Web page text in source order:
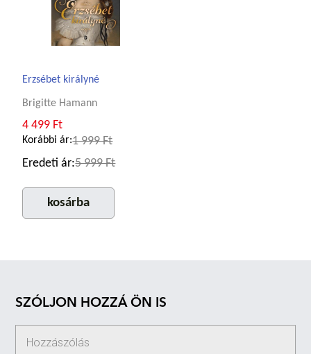
Erzsébet királyné
Brigitte Hamann
4 499 Ft
Korábbi ár:1 999 Ft
Eredeti ár:5 999 Ft
kosárba
SZÓLJON HOZZÁ ÖN IS